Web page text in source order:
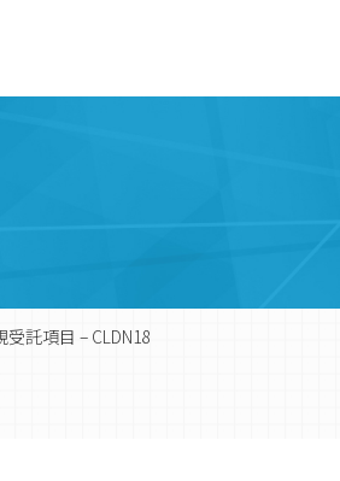
環境計量分析
会社概要
受託項目 – CLDN18